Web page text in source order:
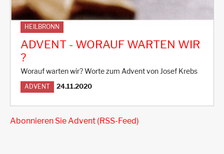
HEILBRONN
ADVENT - WORAUF WARTEN WIR
?
Worauf warten wir? Worte zum Advent von Josef Krebs
ADVENT 24.11.2020
Abonnieren Sie Advent (RSS-Feed)